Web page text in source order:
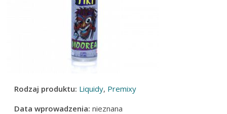
Rodzaj produktu: Liquidy, Premixy
Data wprowadzenia:nieznana